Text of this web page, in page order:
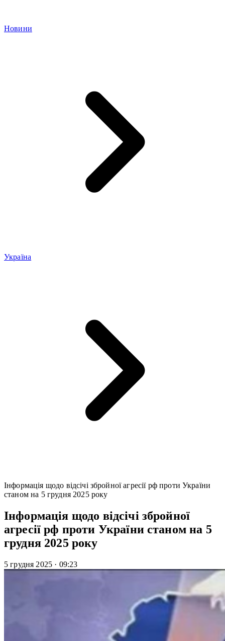
Новини
Україна
Інформація щодо відсічі збройної агресії рф проти України
станом на 5 грудня 2025 року
Інформація щодо відсічі збройної
агресії рф проти України станом на 5
грудня 2025 року
5 грудня 2025 · 09:23